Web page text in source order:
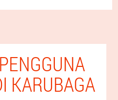
KARUBAGA